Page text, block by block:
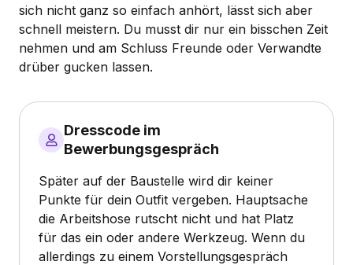
sich nicht ganz so einfach anhört, lässt sich aber
schnell meistern. Du musst dir nur ein bisschen Zeit
nehmen und am Schluss Freunde oder Verwandte
drüber gucken lassen.
Dresscode im
Bewerbungsgespräch
Später auf der Baustelle wird dir keiner
Punkte für dein Outfit vergeben. Hauptsache
die Arbeitshose rutscht nicht und hat Platz
für das ein oder andere Werkzeug. Wenn du
allerdings zu einem Vorstellungsgespräch